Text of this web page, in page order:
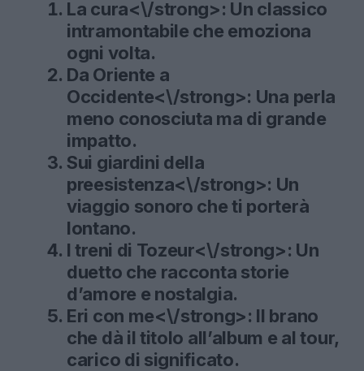
La cura<\/strong>: Un classico
intramontabile che emoziona
ogni volta.
Da Oriente a
Occidente<\/strong>: Una perla
meno conosciuta ma di grande
impatto.
Sui giardini della
preesistenza<\/strong>: Un
viaggio sonoro che ti porterà
lontano.
I treni di Tozeur<\/strong>: Un
duetto che racconta storie
d’amore e nostalgia.
Eri con me<\/strong>: Il brano
che dà il titolo all’album e al tour,
carico di significato.